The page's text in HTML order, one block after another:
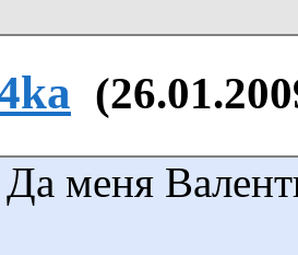
меня